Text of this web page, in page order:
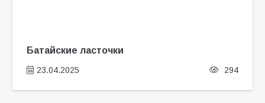
Батайские ласточки
23.04.2025 294